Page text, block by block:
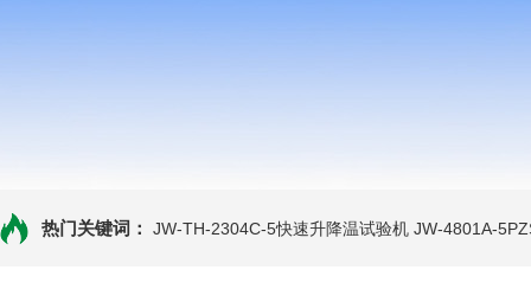
热门关键词： JW-TH-2304C-5快速升降温试验机 JW-4801A-